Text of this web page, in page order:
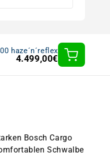
haze´n´reflex
4.499,00€
Bosch Cargo
Schwalbe